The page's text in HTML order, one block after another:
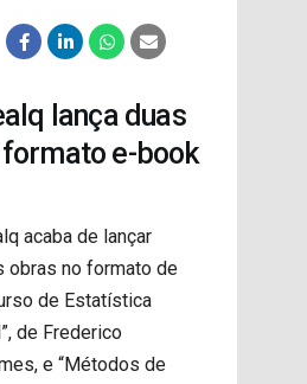
lança duas
e-book
acaba de lançar
obras no formato de
de Estatística
de Frederico
e “Métodos de